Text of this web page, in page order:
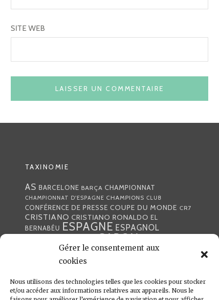
Gérer le consentement aux
cookies
Nous utilisons des technologies telles que les cookies pour stocker
et/ou accéder aux informations relatives aux appareils. Nous le
SITE WEB
TAXINOMIE
AS BARCELONE BARÇA CHAMPIONNAT
CHAMPIONNAT D'ESPAGNE CHAMPIONS CLUB
CONFÉRENCE DE PRESSE COUPE DU MONDE CR7
CRISTIANO CRISTIANO RONALDO EL
BERNABÉU ESPAGNE ESPAGNOL
GABON
JULEN LOPETEGUI KARIM BENZÉMA
LIGUE DES CHAMPIONS
MADRILÈNES MARCA MARCELO MERCATO
MERENGUE MERENGUES PORTUGAL PRESSE